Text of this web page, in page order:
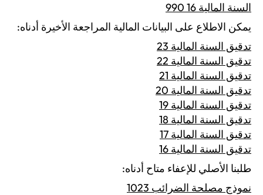
السنة المالية 16 990
يمكن الاطلاع على البيانات المالية المراجعة الأخيرة أدناه:
تدقيق السنة المالية 23
تدقيق السنة المالية 22
تدقيق السنة المالية 21
تدقيق السنة المالية 20
تدقيق السنة المالية 19
تدقيق السنة المالية 18
تدقيق السنة المالية 17
تدقيق السنة المالية 16
طلبنا الأصلي للإعفاء متاح أدناه:
نموذج مصلحة الضرائب 1023